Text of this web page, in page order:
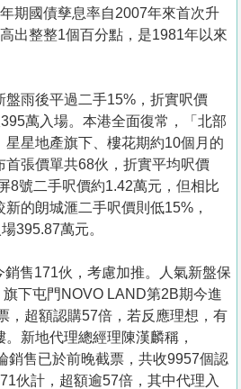
期國債孳息率自2007年來首次升
出整整1個百分點，是1981年以來
盤雨後平過二手15%，折實呎價
萬入場。本港全面復常，「北部
星地產旗下、樓花期約10個月的
首張價單共68伙，折實平均呎價
8號二手呎價約1.42萬元，但相比
的朗城滙二手呎價則低15%，
395.87萬元。
銷售171伙，考慮加推。人氣新盤保
下屯門NOVO LAND第2B期今進
，超額認購57倍，若反應理想，有
新地代理總經理陳漢麟稱，
銷售已於前晚截票，共收9957個認
伙計，超額逾57倍，其中代理入